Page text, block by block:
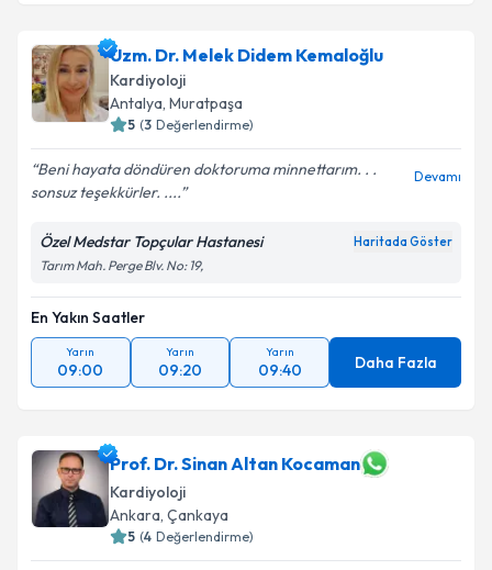
Uzm. Dr. Melek Didem Kemaloğlu
Kardiyoloji
Antalya, Muratpaşa
5 (3 Değerlendirme)
Beni hayata döndüren doktoruma minnettarım. . .
sonsuz teşekkürler. ....
Devamı
Özel Medstar Topçular Hastanesi Haritada Göster
Tarım Mah. Perge Blv. No: 19,
En Yakın Saatler
Yarın
09:00
Yarın
09:20
Yarın
09:40 Daha Fazla
Prof. Dr. Sinan Altan Kocaman
Kardiyoloji
Ankara, Çankaya
5 (4 Değerlendirme)